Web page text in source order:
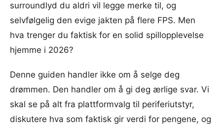
surroundlyd du aldri vil legge merke til, og
selvfølgelig den evige jakten på flere FPS. Men
hva trenger du faktisk for en solid spillopplevelse
hjemme i 2026?
Denne guiden handler ikke om å selge deg
drømmen. Den handler om å gi deg ærlige svar. Vi
skal se på alt fra plattformvalg til periferiutstyr,
diskutere hva som faktisk gir verdi for pengene, og